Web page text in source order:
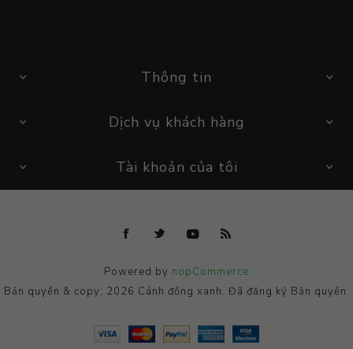
Thông tin
Dịch vụ khách hàng
Tài khoản của tôi
Powered by nopCommerce
Bản quyền & copy; 2026 Cánh đồng xanh. Đã đăng ký Bản quyền.